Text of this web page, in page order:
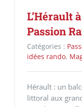
L’Hérault
Passion
Catégories :
idées rando,
Hérault : un
littoral aux